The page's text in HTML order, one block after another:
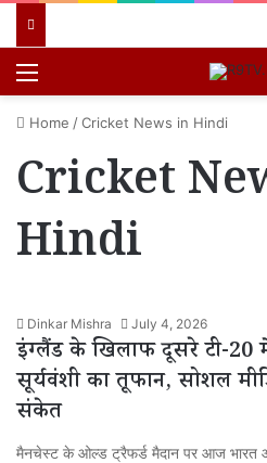
Home /Cricket News in Hindi
Cricket
Hindi
Dinkar Mishra July 4, 2026
इंग्लैंड के खिलाफ दूसरे टी-
सूर्यवंशी का तूफान, सोशल
संकेत
मैनचेस्ट के ओल्ड ट्रैफर्ड मैदान पर आज भारत